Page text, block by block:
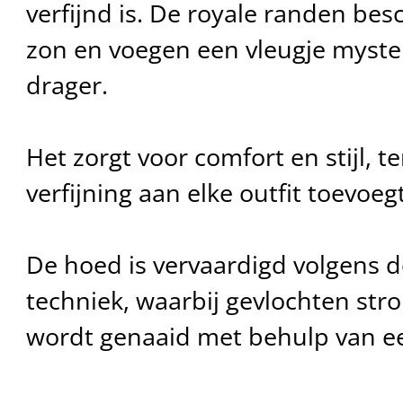
verfijnd is. De royale randen
zon en voegen een vleugje
drager.
Het zorgt voor comfort en stijl,
verfijning aan elke outfit
De hoed is vervaardigd volgens
techniek, waarbij gevlochten
wordt genaaid met behulp van